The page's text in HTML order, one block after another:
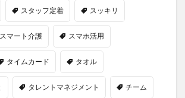
スタッフ定着 スッキリ
スマート介護 スマホ活用
タイムカード タオル
タレントマネジメント チーム